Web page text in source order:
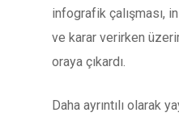
infografik çalışması,
ve karar verirken
oraya çıkardı.
Daha ayrıntılı olarak